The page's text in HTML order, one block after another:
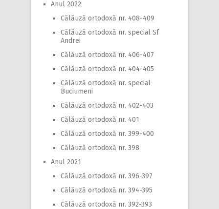
Anul 2022
Călăuză ortodoxă nr. 408-409
Călăuză ortodoxă nr. special Sf
Andrei
Călăuză ortodoxă nr. 406-407
Călăuză ortodoxă nr. 404-405
Călăuză ortodoxă nr. special
Buciumeni
Călăuză ortodoxă nr. 402-403
Călăuză ortodoxă nr. 401
Călăuză ortodoxă nr. 399-400
Călăuză ortodoxă nr. 398
Anul 2021
Călăuză ortodoxă nr. 396-397
Călăuză ortodoxă nr. 394-395
Călăuză ortodoxă nr. 392-393